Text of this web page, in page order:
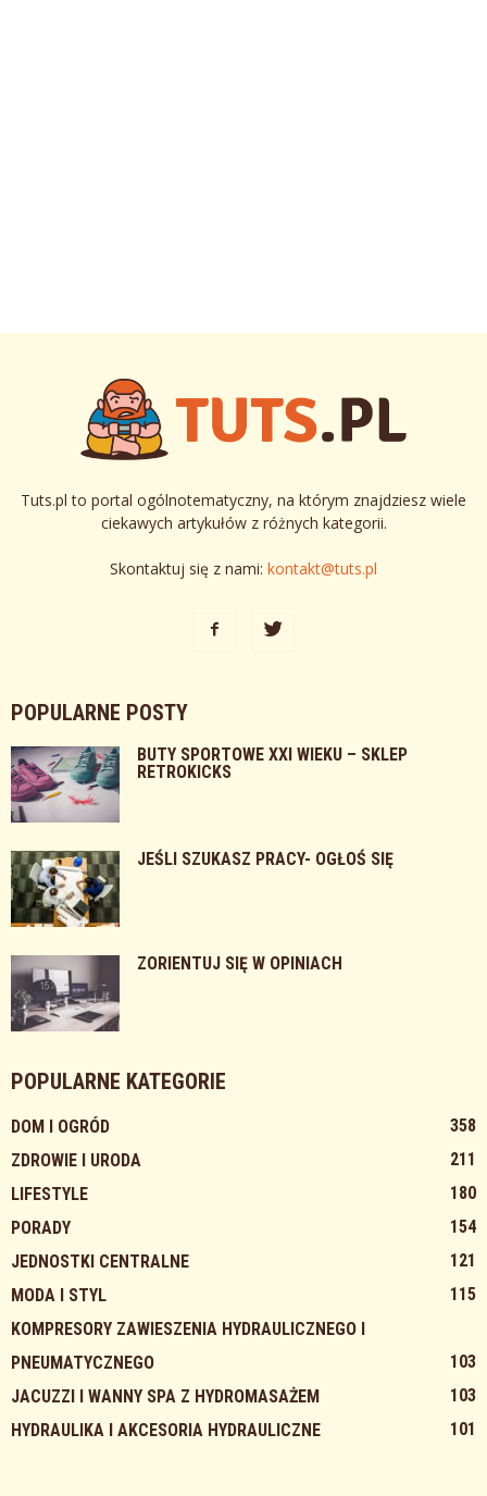
Tuts.pl to portal ogólnotematyczny, na którym znajdziesz wiele
ciekawych artykułów z różnych kategorii.
Skontaktuj się z nami: kontakt@tuts.pl
POPULARNE POSTY
BUTY SPORTOWE XXI WIEKU – SKLEP
RETROKICKS
JEŚLI SZUKASZ PRACY- OGŁOŚ SIĘ
ZORIENTUJ SIĘ W OPINIACH
POPULARNE KATEGORIE
DOM I OGRÓD
358
ZDROWIE I URODA
211
LIFESTYLE
180
PORADY
154
JEDNOSTKI CENTRALNE
121
MODA I STYL
115
KOMPRESORY ZAWIESZENIA HYDRAULICZNEGO I
PNEUMATYCZNEGO
103
JACUZZI I WANNY SPA Z HYDROMASAŻEM
103
HYDRAULIKA I AKCESORIA HYDRAULICZNE
101